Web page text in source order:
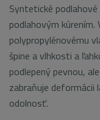
Syntetické
podlahovým kúrením.
polypropylénovému
špine a vlhkosti a
podlepený pevnou,
zabraňuje deformácii
odolnosť.